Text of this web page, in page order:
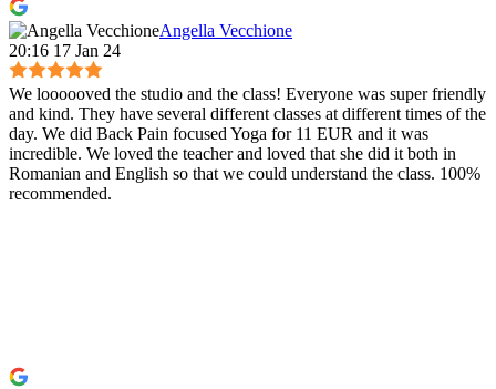
Angella Vecchione
20:16 17 Jan 24
We loooooved the studio and the class! Everyone was super friendly
and kind. They have several different classes at different times of the
day. We did Back Pain focused Yoga for 11 EUR and it was
incredible. We loved the teacher and loved that she did it both in
Romanian and English so that we could understand the class. 100%
recommended.